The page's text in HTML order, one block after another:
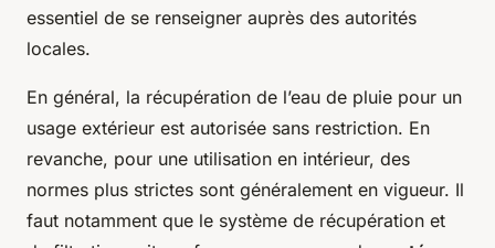
essentiel de se renseigner auprès des autorités
locales.
En général, la récupération de l’eau de pluie pour un
usage extérieur est autorisée sans restriction. En
revanche, pour une utilisation en intérieur, des
normes plus strictes sont généralement en vigueur. Il
faut notamment que le système de récupération et